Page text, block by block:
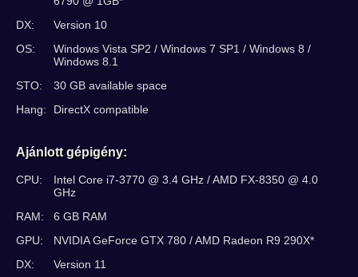
DX:
Version 10
OS:
Windows Vista SP2 / Windows 7 SP1 / Windows 8 /
Windows 8.1
STO:
30 GB available space
Hang:
DirectX compatible
Ajánlott gépigény:
CPU:
Intel Core i7-3770 @ 3.4 GHz / AMD FX-8350 @ 4.0
GHz
RAM:
6 GB RAM
GPU:
NVIDIA GeForce GTX 780 / AMD Radeon R9 290X*
DX:
Version 11